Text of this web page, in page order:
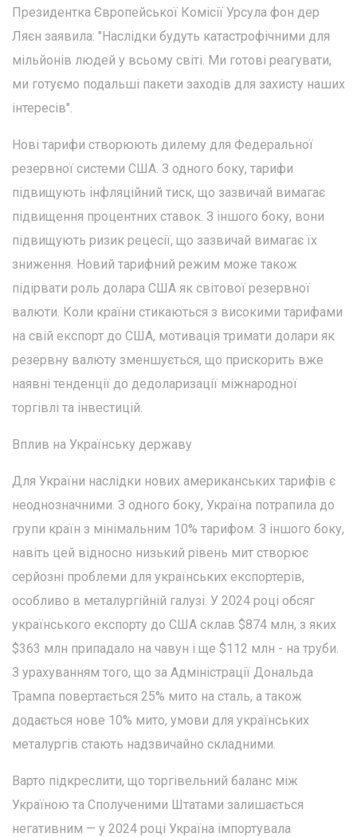
Президентка Європейської Комісії Урсула фон дер
Ляєн заявила: "Наслідки будуть катастрофічними для
мільйонів людей у всьому світі. Ми готові реагувати,
ми готуємо подальші пакети заходів для захисту наших
інтересів".
Нові тарифи створюють дилему для Федеральної
резервної системи США. З одного боку, тарифи
підвищують інфляційний тиск, що зазвичай вимагає
підвищення процентних ставок. З іншого боку, вони
підвищують ризик рецесії, що зазвичай вимагає їх
зниження. Новий тарифний режим може також
підірвати роль долара США як світової резервної
валюти. Коли країни стикаються з високими тарифами
на свій експорт до США, мотивація тримати долари як
резервну валюту зменшується, що прискорить вже
наявні тенденції до дедоларизації міжнародної
торгівлі та інвестицій.
Вплив на Українську державу
Для України наслідки нових американських тарифів є
неоднозначними. З одного боку, Україна потрапила до
групи країн з мінімальним 10% тарифом. З іншого боку,
навіть цей відносно низький рівень мит створює
серйозні проблеми для українських експортерів,
особливо в металургійній галузі. У 2024 році обсяг
українського експорту до США склав $874 млн, з яких
$363 млн припадало на чавун і ще $112 млн - на труби.
З урахуванням того, що за Адміністрації Дональда
Трампа повертається 25% мито на сталь, а також
додається нове 10% мито, умови для українських
металургів стають надзвичайно складними.
Варто підкреслити, що торгівельний баланс між
Україною та Сполученими Штатами залишається
негативним — у 2024 році Україна імпортувала